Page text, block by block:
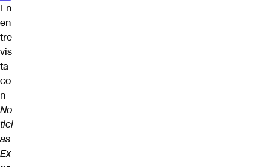
En
en
tre
vis
ta
co
n
No
tici
as
Ex